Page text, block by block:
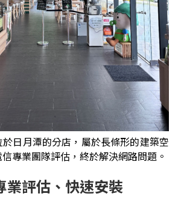
日月潭的分店，屬於長條形的建築空
專業團隊評估，終於解決網路問題。
業評估、快速安裝